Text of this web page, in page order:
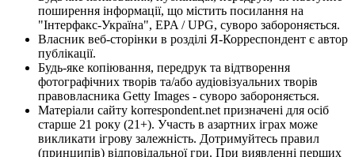
поширення інформації, що містить посилання на
"Інтерфакс-Україна", EPA / UPG, суворо забороняється.
Власник веб-сторінки в розділі Я-Корреспондент є автор
публікації.
Будь-яке копіювання, передрук та відтворення
фотографічних творів та/або аудіовізуальних творів
правовласника Getty Images - суворо забороняється.
Матеріали сайту korrespondent.net призначені для осіб
старше 21 року (21+). Участь в азартних іграх може
викликати ігрову залежність. Дотримуйтесь правил
(принципів) відповідальної гри. При виявленні перших